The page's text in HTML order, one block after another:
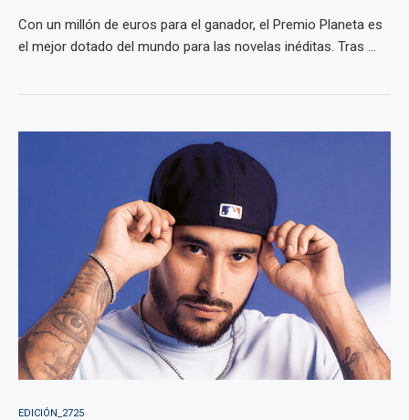
Con un millón de euros para el ganador, el Premio Planeta es
el mejor dotado del mundo para las novelas inéditas. Tras ...
EDICIÓN_2725